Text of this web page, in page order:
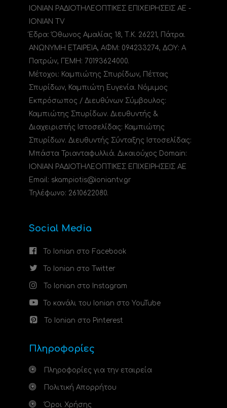
ΙΟΝΙΑΝ ΡΑΔΙΟΤΗΛΕΟΠΤΙΚΕΣ ΕΠΙΧΕΙΡΗΣΕΙΣ ΑΕ -
IONIAN TV
Έδρα: Όθωνος Αμαλίας 18, Τ.Κ. 26221, Πάτρα.
ΑΝΩΝΥΜΗ ΕΤΑΙΡΕΙΑ, ΑΦΜ: 094233274, ΔΟΥ: A
Πατρών, ΓΕΜΗ: 70193624000.
Μέτοχοι: Καμπιώτης Σπυρίδων, Πέττας
Σπυρίδων, Καμπιώτη Ευγενία. Νόμιμος
Εκπρόσωπος / Διευθύνων Σύμβουλος:
Καμπιώτης Σπυρίδων. Διευθυντής &
Διαχειριστής Ιστοσελίδας: Καμπιώτης
Σπυρίδων. Διευθυντής Σύνταξης Ιστοσελίδας:
Μπάστα Τριανταφυλλιά. Δικαιούχος Domain:
ΙΟΝΙΑΝ ΡΑΔΙΟΤΗΛΕΟΠΤΙΚΕΣ ΕΠΙΧΕΙΡΗΣΕΙΣ ΑΕ
Email: skampiotis@ioniantv.gr
Τηλέφωνο: 2610622080.
Social Media
Το Ionian στο Facebook
Το Ionian στο Twitter
Το Ionian στο Instagram
Το κανάλι του Ionian στο YouTube
Το Ionian στο Pinterest
Πληροφορίες
Πληροφορίες για την εταιρεία
Πολιτική Απορρήτου
Όροι Χρήσης